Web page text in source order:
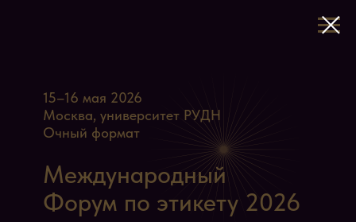
Международный
Форум по этикету 2026
15–16 мая 2026
Москва, университет РУДН
Очный формат